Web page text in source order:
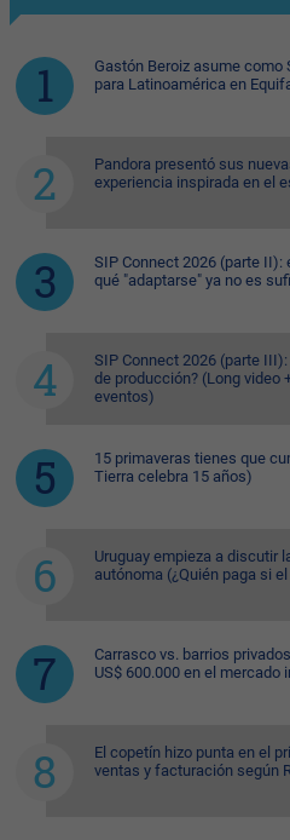
Gastón Beroiz asume como
para Latinoamérica en
Pandora presentó sus
experiencia inspirada en el
SIP Connect 2026 (parte II):
qué "adaptarse" ya no es
SIP Connect 2026 (parte
de producción? (Long video
eventos)
15 primaveras tienes que
Tierra celebra 15 años)
Uruguay empieza a discutir
autónoma (¿Quién paga si
Carrasco vs. barrios
US$ 600.000 en el mercado
El copetín hizo punta en el
ventas y facturación según